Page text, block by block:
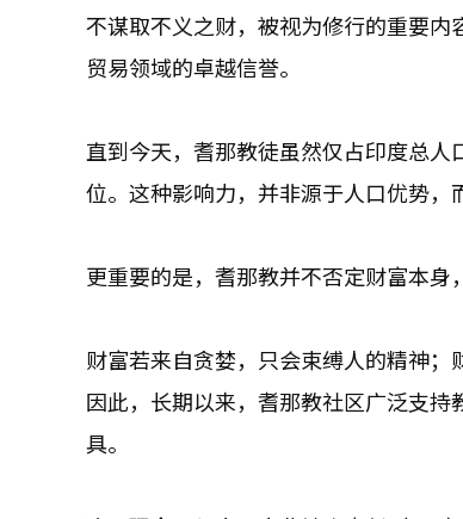
不谋取不义之财，被视为修行的重要
贸易领域的卓越信誉。
直到今天，耆那教徒虽然仅占印度总
位。这种影响力，并非源于人口优势，
更重要的是，耆那教并不否定财富本身
财富若来自贪婪，只会束缚人的精神；
因此，长期以来，耆那教社区广泛支
具。